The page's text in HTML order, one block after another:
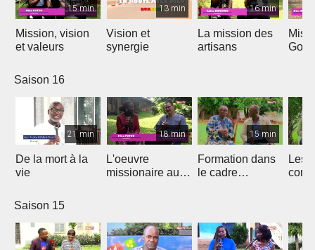
15 min
Mission, vision
et valeurs
13 min
Vision et
synergie
16 min
La mission des
artisans
Saison 16
21 min
De la mort à la
vie
18 min
L'oeuvre
missionaire au
15 min
Formation dans
le cadre
Les
Saison 15